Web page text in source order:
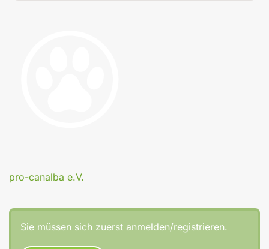
pro-canalba e.V.
Sie müssen sich zuerst anmelden/registrieren.